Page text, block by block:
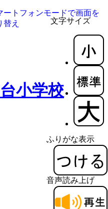
文字サイズ
ふりがな表示
音声読み上げ
ートフォンモードで画面を
替え
小学校